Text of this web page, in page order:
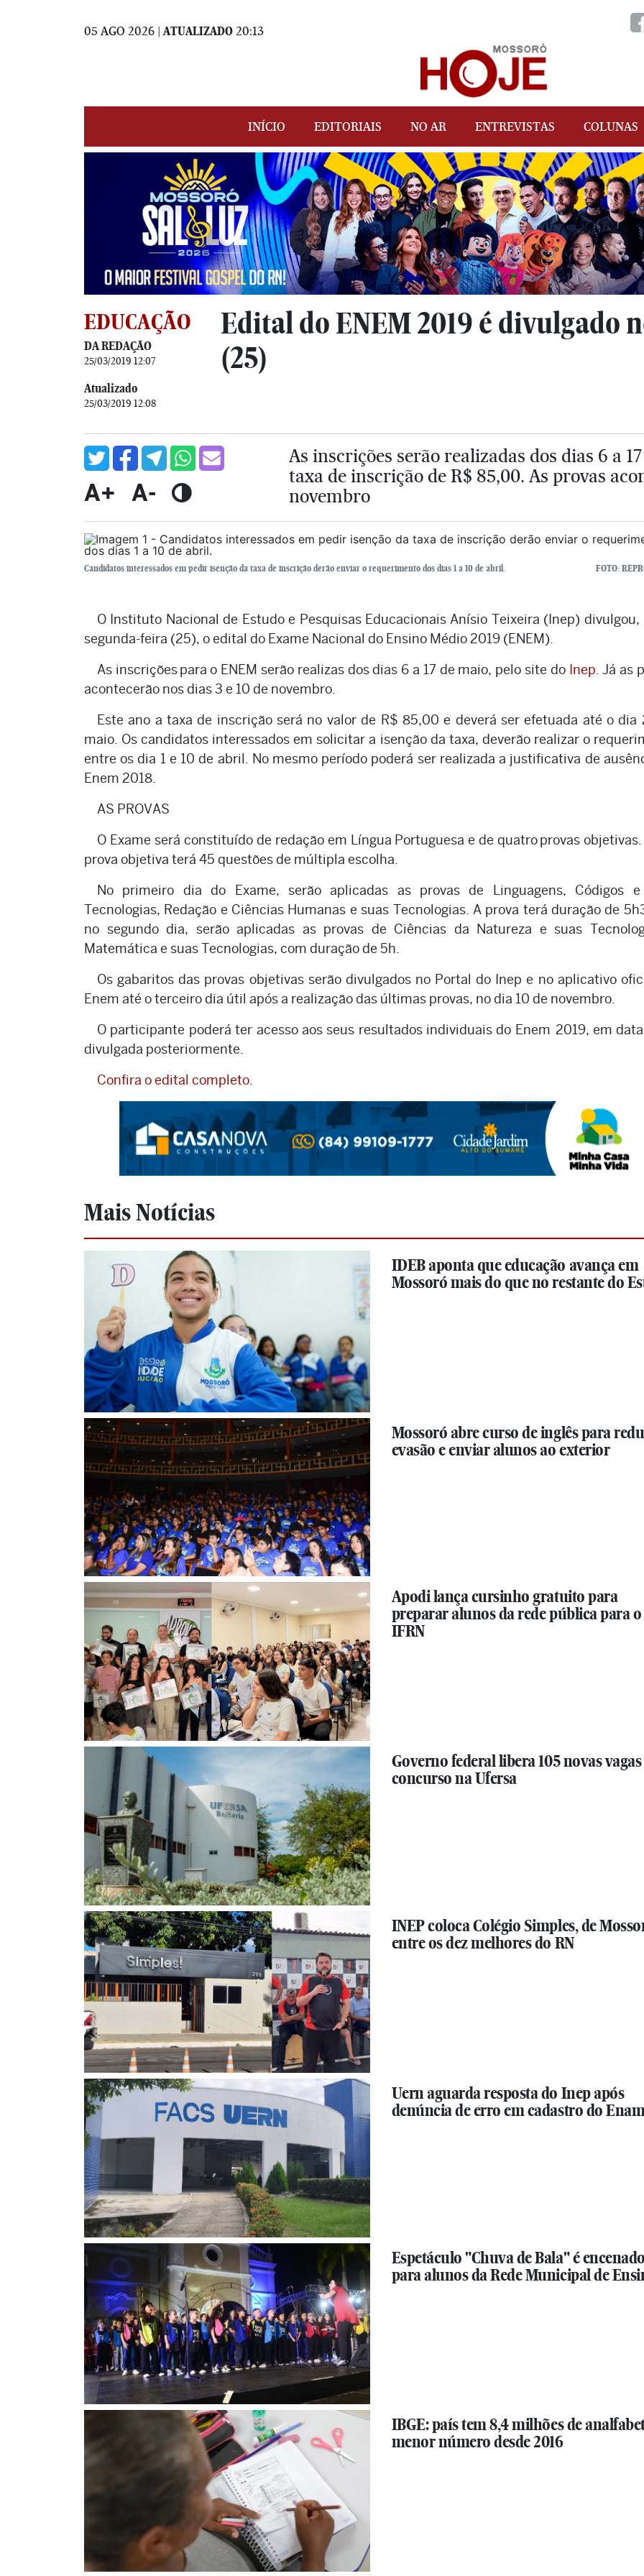
05 AGO 2026 | ATUALIZADO 20:13
INÍCIO EDITORIAIS NO AR ENTREVISTAS COLUNAS
EDUCAÇÃO
DA REDAÇÃO
25/03/2019 12:07
Atualizado
25/03/2019 12:08
Edital do ENEM 2019 é divulgado
(25)
A+ A-
As inscrições serão realizadas dos dias 6 a
taxa de inscrição de R$ 85,00. As provas
novembro
Candidatos interessados em pedir isenção da taxa de inscrição derão enviar o requerimento dos dias 1 a 10 de abril. FOTO:
O Instituto Nacional de Estudo e Pesquisas Educacionais Anísio Teixeira (Inep) divulgou,
segunda-feira (25), o edital do Exame Nacional do Ensino Médio 2019 (ENEM).
As inscrições para o ENEM serão realizas dos dias 6 a 17 de maio, pelo site do Inep. Já as
acontecerão nos dias 3 e 10 de novembro.
Este ano a taxa de inscrição será no valor de R$ 85,00 e deverá ser efetuada até o dia
maio. Os candidatos interessados em solicitar a isenção da taxa, deverão realizar o
entre os dia 1 e 10 de abril. No mesmo período poderá ser realizada a justificativa de
Enem 2018.
AS PROVAS
O Exame será constituído de redação em Língua Portuguesa e de quatro provas
prova objetiva terá 45 questões de múltipla escolha.
No primeiro dia do Exame, serão aplicadas as provas de Linguagens, Códigos e
Tecnologias, Redação e Ciências Humanas e suas Tecnologias. A prova terá duração de
no segundo dia, serão aplicadas as provas de Ciências da Natureza e suas
Matemática e suas Tecnologias, com duração de 5h.
Os gabaritos das provas objetivas serão divulgados no Portal do Inep e no aplicativo
Enem até o terceiro dia útil após a realização das últimas provas, no dia 10 de novembro.
O participante poderá ter acesso aos seus resultados individuais do Enem 2019, em
divulgada posteriormente.
Confira o edital completo.
Mais Notícias
IDEB aponta que educação avança em
Mossoró mais do que no restante do
Mossoró abre curso de inglês para
evasão e enviar alunos ao exterior
Apodi lança cursinho gratuito para
preparar alunos da rede pública para o
IFRN
Governo federal libera 105 novas
concurso na Ufersa
INEP coloca Colégio Simples, de
entre os dez melhores do RN
Uern aguarda resposta do Inep após
denúncia de erro em cadastro do
Espetáculo "Chuva de Bala" é
para alunos da Rede Municipal de
IBGE: país tem 8,4 milhões de
menor número desde 2016